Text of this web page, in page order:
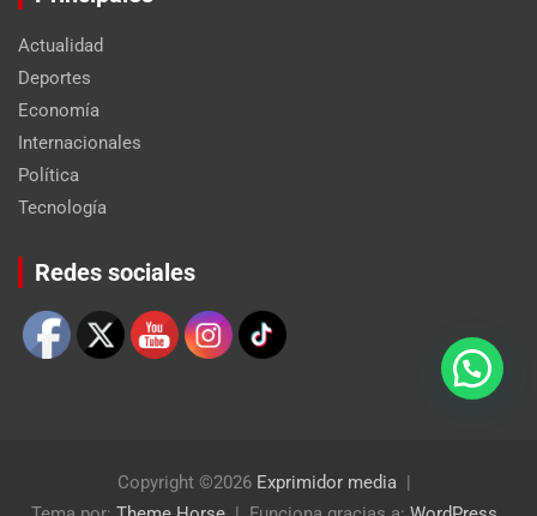
Actualidad
Deportes
Economía
Internacionales
Política
Tecnología
Redes sociales
Copyright ©2026 Exprimidor media